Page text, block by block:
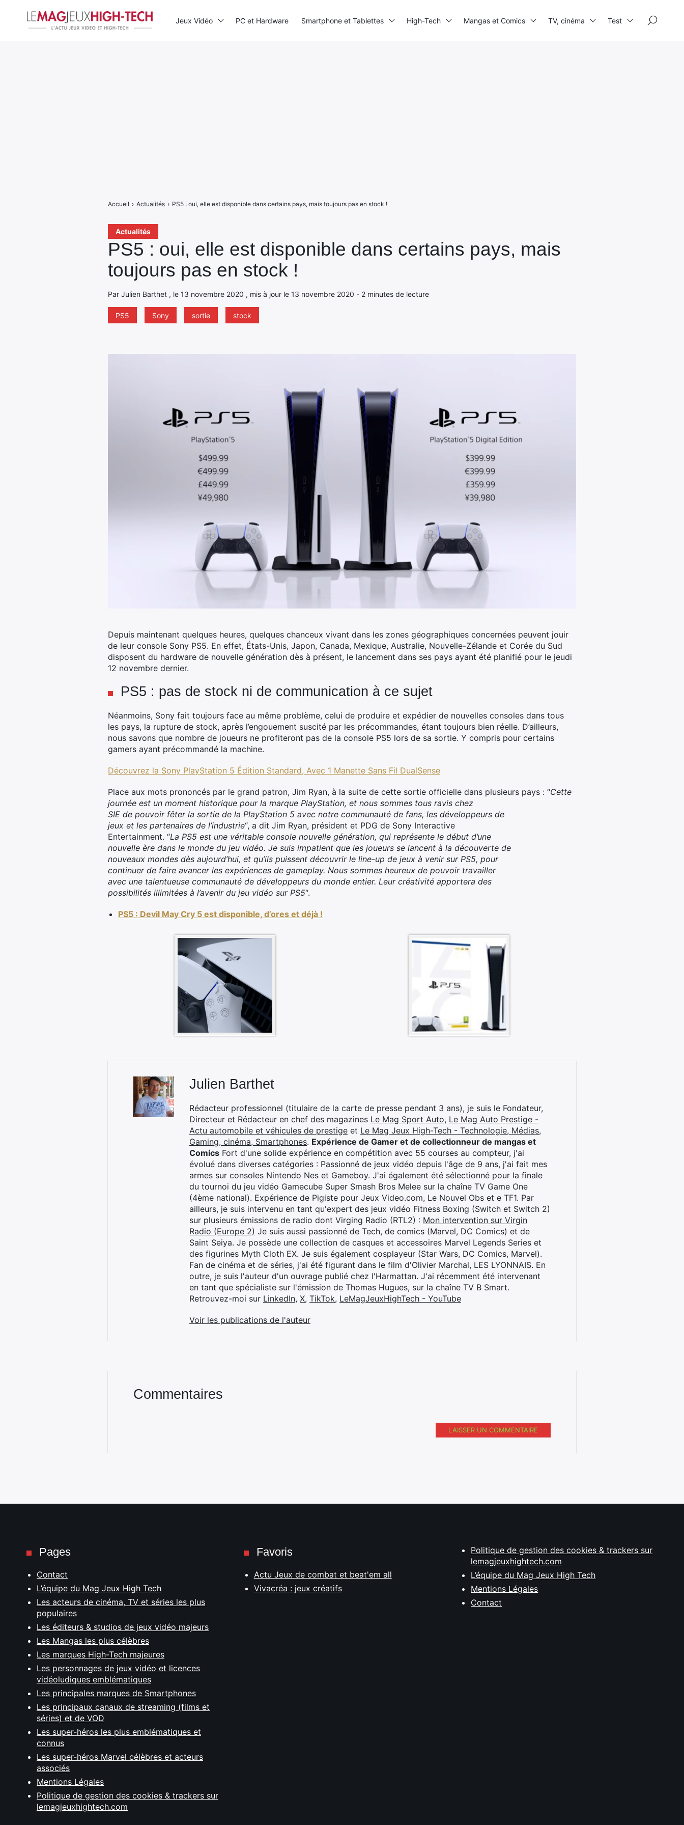
Actualités
PS5 : oui, elle est disponible dans certains pays, mais
toujours pas en stock !
Par Julien Barthet , le 13 novembre 2020 , mis à jour le 13 novembre 2020 - 2 minutes de lecture
PS5 Sony sortie stock
Accueil › Actualités › PS5 : oui, elle est disponible dans certains pays, mais toujours pas en stock !
Depuis maintenant quelques heures, quelques chanceux vivant dans les zones géographiques concernées peuvent jouir
de leur console Sony PS5. En effet, États-Unis, Japon, Canada, Mexique, Australie, Nouvelle-Zélande et Corée du Sud
disposent du hardware de nouvelle génération dès à présent, le lancement dans ses pays ayant été planifié pour le jeudi
12 novembre dernier.
PS5 : pas de stock ni de communication à ce sujet
Néanmoins, Sony fait toujours face au même problème, celui de produire et expédier de nouvelles consoles dans tous
les pays, la rupture de stock, après l’engouement suscité par les précommandes, étant toujours bien réelle. D’ailleurs,
nous savons que nombre de joueurs ne profiteront pas de la console PS5 lors de sa sortie. Y compris pour certains
gamers ayant précommandé la machine.
Découvrez la Sony PlayStation 5 Édition Standard, Avec 1 Manette Sans Fil DualSense
Place aux mots prononcés par le grand patron, Jim Ryan, à la suite de cette sortie officielle dans plusieurs pays : “Cette
journée est un moment historique pour la marque PlayStation, et nous sommes tous ravis chez
SIE de pouvoir fêter la sortie de la PlayStation 5 avec notre communauté de fans, les développeurs de
jeux et les partenaires de l’industrie“, a dit Jim Ryan, président et PDG de Sony Interactive
Entertainment. “La PS5 est une véritable console nouvelle génération, qui représente le début d’une
nouvelle ère dans le monde du jeu vidéo. Je suis impatient que les joueurs se lancent à la découverte de
nouveaux mondes dès aujourd’hui, et qu’ils puissent découvrir le line-up de jeux à venir sur PS5, pour
continuer de faire avancer les expériences de gameplay. Nous sommes heureux de pouvoir travailler
avec une talentueuse communauté de développeurs du monde entier. Leur créativité apportera des
possibilités illimitées à l’avenir du jeu vidéo sur PS5“.
PS5 : Devil May Cry 5 est disponible, d’ores et déjà !
Julien Barthet
Rédacteur professionnel (titulaire de la carte de presse pendant 3 ans), je suis le Fondateur,
Directeur et Rédacteur en chef des magazines Le Mag Sport Auto, Le Mag Auto Prestige -
Actu automobile et véhicules de prestige et Le Mag Jeux High-Tech - Technologie, Médias,
Gaming, cinéma, Smartphones. Expérience de Gamer et de collectionneur de mangas et
Comics Fort d'une solide expérience en compétition avec 55 courses au compteur, j'ai
évolué dans diverses catégories : Passionné de jeux vidéo depuis l'âge de 9 ans, j'ai fait mes
armes sur consoles Nintendo Nes et Gameboy. J'ai également été sélectionné pour la finale
du tournoi du jeu vidéo Gamecube Super Smash Bros Melee sur la chaîne TV Game One
(4ème national). Expérience de Pigiste pour Jeux Video.com, Le Nouvel Obs et e TF1. Par
ailleurs, je suis intervenu en tant qu'expert des jeux vidéo Fitness Boxing (Switch et Switch 2)
sur plusieurs émissions de radio dont Virging Radio (RTL2) : Mon intervention sur Virgin
Radio (Europe 2) Je suis aussi passionné de Tech, de comics (Marvel, DC Comics) et de
Saint Seiya. Je possède une collection de casques et accessoires Marvel Legends Series et
des figurines Myth Cloth EX. Je suis également cosplayeur (Star Wars, DC Comics, Marvel).
Fan de cinéma et de séries, j'ai été figurant dans le film d'Olivier Marchal, LES LYONNAIS. En
outre, je suis l'auteur d'un ouvrage publié chez l'Harmattan. J'ai récemment été intervenant
en tant que spécialiste sur l'émission de Thomas Hugues, sur la chaîne TV B Smart.
Retrouvez-moi sur LinkedIn, X, TikTok, LeMagJeuxHighTech - YouTube
Voir les publications de l'auteur
Commentaires
LAISSER UN COMMENTAIRE
Jeux Vidéo PC et Hardware Smartphone et Tablettes High-Tech Mangas et Comics TV, cinéma Test
Pages
Contact
L’équipe du Mag Jeux High Tech
Les acteurs de cinéma, TV et séries les plus
populaires
Les éditeurs & studios de jeux vidéo majeurs
Les Mangas les plus célèbres
Les marques High-Tech majeures
Les personnages de jeux vidéo et licences
vidéoludiques emblématiques
Les principales marques de Smartphones
Les principaux canaux de streaming (films et
séries) et de VOD
Les super-héros les plus emblématiques et
connus
Les super-héros Marvel célèbres et acteurs
associés
Mentions Légales
Politique de gestion des cookies & trackers sur
lemagjeuxhightech.com
Favoris
Actu Jeux de combat et beat'em all
Vivacréa : jeux créatifs
Politique de gestion des cookies & trackers sur
lemagjeuxhightech.com
L’équipe du Mag Jeux High Tech
Mentions Légales
Contact